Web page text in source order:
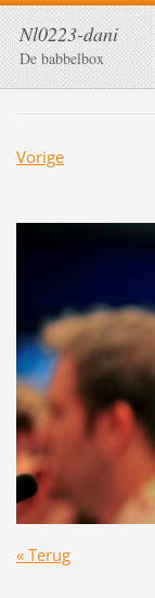
Nl0223-dani
De babbelbox
Vorige
« Terug